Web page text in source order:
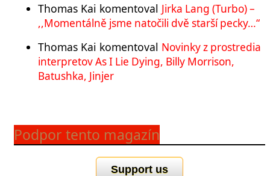
Thomas Kai komentoval Jirka Lang (Turbo) –
,,Momentálně jsme natočili dvě starší pecky…“
Thomas Kai komentoval Novinky z prostredia
interpretov As I Lie Dying, Billy Morrison,
Batushka, Jinjer
Podpor tento magazín
Support us